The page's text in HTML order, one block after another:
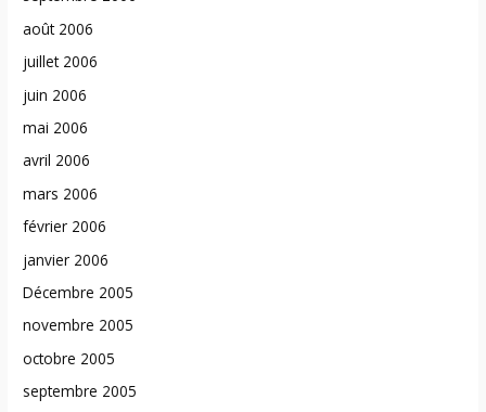
août 2006
juillet 2006
juin 2006
mai 2006
avril 2006
mars 2006
février 2006
janvier 2006
Décembre 2005
novembre 2005
octobre 2005
septembre 2005